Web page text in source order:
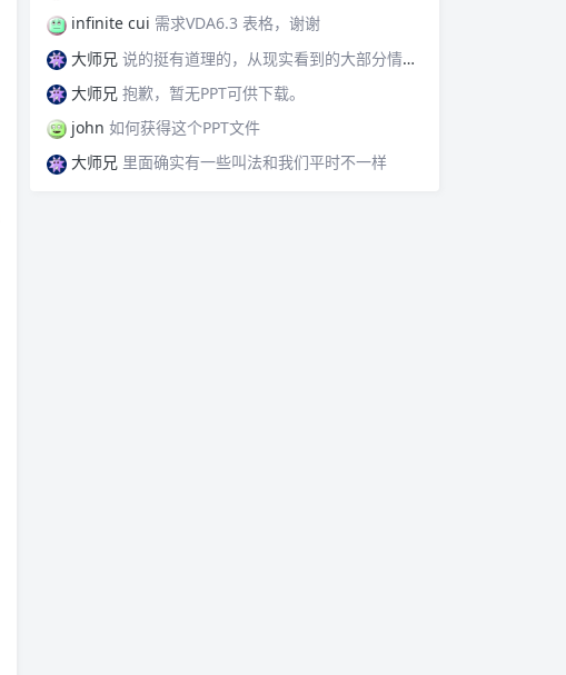
infinite cui 需求VDA6.3 表格，谢谢
大师兄 说的挺有道理的，从现实看到的大部分情况，做技术的人都比较直，对技术的一丝不苟，容易在遇到需要展现管理能力的时候，就会表现出短板来。管理需要授权，更多应该思考团队、部门间，人员发展，对未来的变化做出应对等的能力。
大师兄 抱歉，暂无PPT可供下载。
john 如何获得这个PPT文件
大师兄 里面确实有一些叫法和我们平时不一样